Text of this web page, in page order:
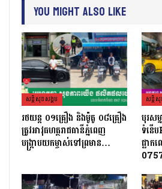
You Might Also Like
សន្តិសុខសង្គម
រថយន្ត ០១គ្រឿង និងម៉ូតូ ០៨គ្រឿង
ត្រូវអាវុធហត្ថរាជធានីភ្នំពេញ
បង្ក្រាបយកម្ចាស់ទៅព្រមាន…
សន្តិ
បុរសម្
ទំនើ
ផ្លា